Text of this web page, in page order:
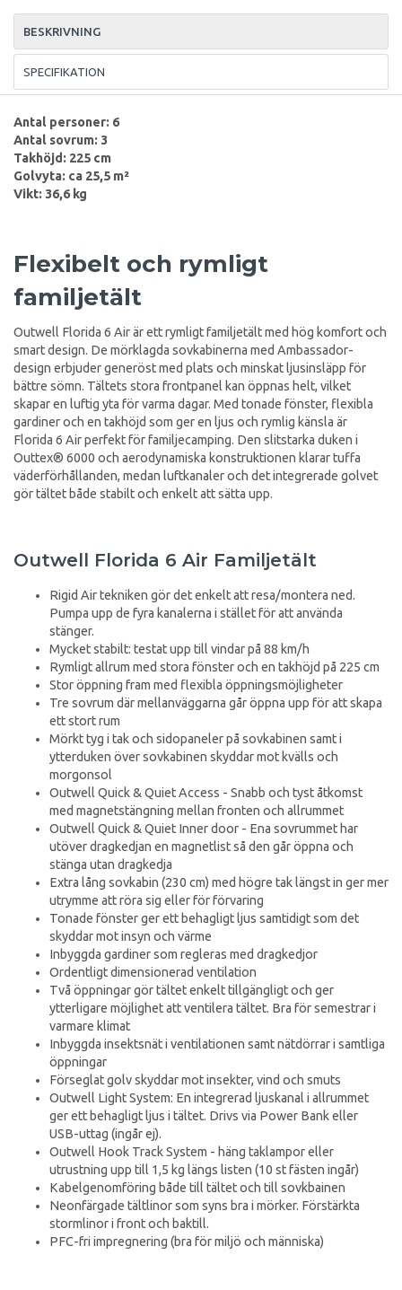
BESKRIVNING
SPECIFIKATION
Antal personer: 6
Antal sovrum: 3
Takhöjd: 225 cm
Golvyta: ca 25,5 m²
Vikt: 36,6 kg
Flexibelt och rymligt
familjetält
Outwell Florida 6 Air är ett rymligt familjetält med hög komfort och
smart design. De mörklagda sovkabinerna med Ambassador-
design erbjuder generöst med plats och minskat ljusinsläpp för
bättre sömn. Tältets stora frontpanel kan öppnas helt, vilket
skapar en luftig yta för varma dagar. Med tonade fönster, flexibla
gardiner och en takhöjd som ger en ljus och rymlig känsla är
Florida 6 Air perfekt för familjecamping. Den slitstarka duken i
Outtex® 6000 och aerodynamiska konstruktionen klarar tuffa
väderförhållanden, medan luftkanaler och det integrerade golvet
gör tältet både stabilt och enkelt att sätta upp.
Outwell Florida 6 Air Familjetält
Rigid Air tekniken gör det enkelt att resa/montera ned.
Pumpa upp de fyra kanalerna i stället för att använda
stänger.
Mycket stabilt: testat upp till vindar på 88 km/h
Rymligt allrum med stora fönster och en takhöjd på 225 cm
Stor öppning fram med flexibla öppningsmöjligheter
Tre sovrum där mellanväggarna går öppna upp för att skapa
ett stort rum
Mörkt tyg i tak och sidopaneler på sovkabinen samt i
ytterduken över sovkabinen skyddar mot kvälls och
morgonsol
Outwell Quick & Quiet Access - Snabb och tyst åtkomst
med magnetstängning mellan fronten och allrummet
Outwell Quick & Quiet Inner door - Ena sovrummet har
utöver dragkedjan en magnetlist så den går öppna och
stänga utan dragkedja
Extra lång sovkabin (230 cm) med högre tak längst in ger mer
utrymme att röra sig eller för förvaring
Tonade fönster ger ett behagligt ljus samtidigt som det
skyddar mot insyn och värme
Inbyggda gardiner som regleras med dragkedjor
Ordentligt dimensionerad ventilation
Två öppningar gör tältet enkelt tillgängligt och ger
ytterligare möjlighet att ventilera tältet. Bra för semestrar i
varmare klimat
Inbyggda insektsnät i ventilationen samt nätdörrar i samtliga
öppningar
Förseglat golv skyddar mot insekter, vind och smuts
Outwell Light System: En integrerad ljuskanal i allrummet
ger ett behagligt ljus i tältet. Drivs via Power Bank eller
USB-uttag (ingår ej).
Outwell Hook Track System - häng taklampor eller
utrustning upp till 1,5 kg längs listen (10 st fästen ingår)
Kabelgenomföring både till tältet och till sovkbainen
Neonfärgade tältlinor som syns bra i mörker. Förstärkta
stormlinor i front och baktill.
PFC-fri impregnering (bra för miljö och människa)